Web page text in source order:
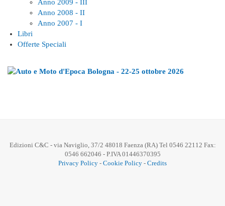
Anno 2009 - III
Anno 2008 - II
Anno 2007 - I
Libri
Offerte Speciali
Edizioni C&C - via Naviglio, 37/2 48018 Faenza (RA) Tel 0546 22112 Fax:
0546 662046 - P.IVA 01446370395
Privacy Policy - Cookie Policy - Credits